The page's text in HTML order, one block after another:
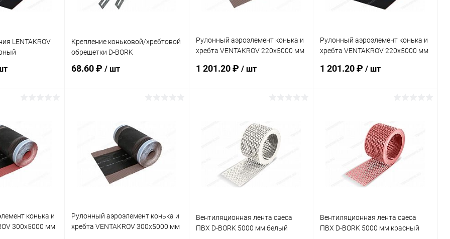
LENTAKROV
Сравнение
Под заказ
Крепление коньковой/хребтовой
обрешетки D-BORK
68.60 ₽ / шт
Купить в 1 клик Сравнение
В избранное Под заказ
Рулонный аэроэлемент конька и
хребта VENTAKROV 220х5000 мм
1 201.20 ₽ / шт
Купить в 1 клик Сравнение
В избранное Под заказ
Рулонный аэроэлемент конька и
хребта VENTAKROV 220х5000 мм
1 201.20 ₽/ шт
Купить в 1 клик Сравнение
В избранное Под заказ
конька и
300х5000 мм
Рулонный аэроэлемент конька и
хребта VENTAKROV 300х5000 мм
Вентиляционная лента свеса
ПВХ D-BORK 5000 мм белый
Вентиляционная лента свеса
ПВХ D-BORK 5000 мм красный